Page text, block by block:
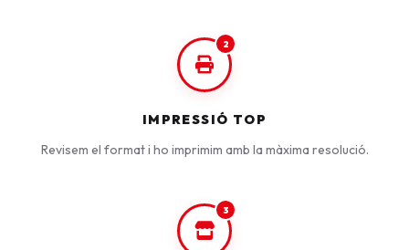
2
IMPRESSIÓ TOP
Revisem el format i ho imprimim amb la màxima resolució.
3